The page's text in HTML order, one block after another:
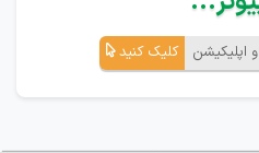
اپلیکیشن کلیک کنید